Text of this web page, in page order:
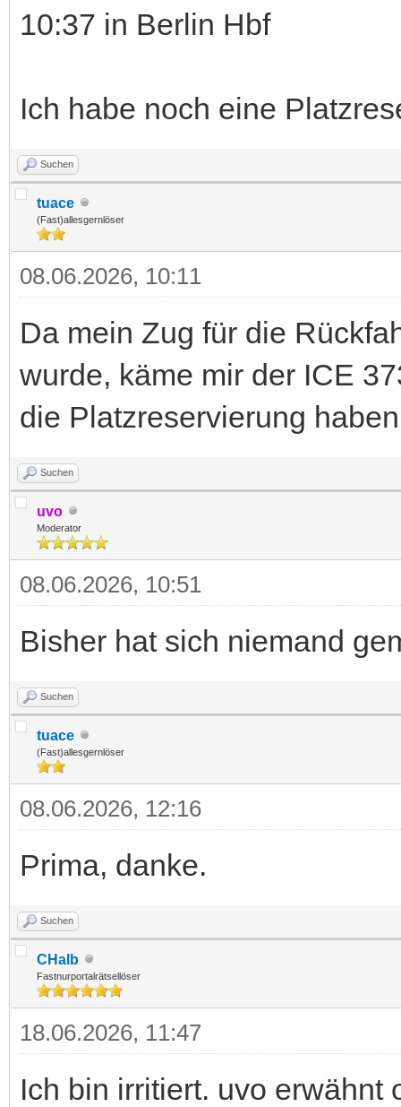
10:37 in Berlin Hbf
Ich habe noch eine
Suchen
tuace
(Fast)allesgernlöser
08.06.2026, 10:11
Da mein Zug für die
wurde, käme mir der ICE
die Platzreservierung
Suchen
uvo
Moderator
08.06.2026, 10:51
Bisher hat sich niemand
Suchen
tuace
(Fast)allesgernlöser
08.06.2026, 12:16
Prima, danke.
Suchen
CHalb
Fastnurportalrätsellöser
18.06.2026, 11:47
Ich bin irritiert. uvo erwähnt